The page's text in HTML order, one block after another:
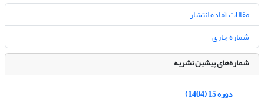
مقالات آماده انتشار
شماره جاری
شماره‌های پیشین نشریه
دوره 15 (1404)